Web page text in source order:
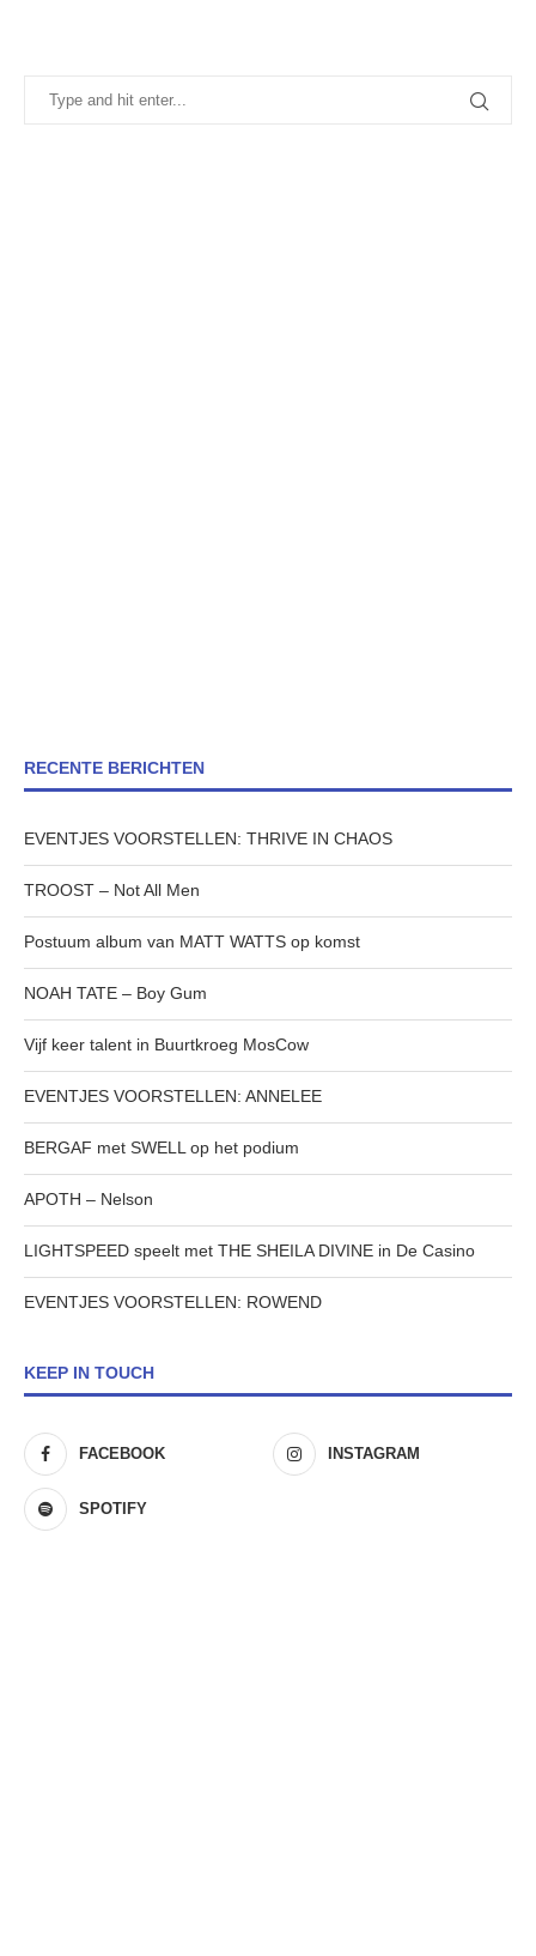
RECENTE BERICHTEN
EVENTJES VOORSTELLEN: THRIVE IN CHAOS
TROOST – Not All Men
Postuum album van MATT WATTS op komst
NOAH TATE – Boy Gum
Vijf keer talent in Buurtkroeg MosCow
EVENTJES VOORSTELLEN: ANNELEE
BERGAF met SWELL op het podium
APOTH – Nelson
LIGHTSPEED speelt met THE SHEILA DIVINE in De Casino
EVENTJES VOORSTELLEN: ROWEND
KEEP IN TOUCH
FACEBOOK INSTAGRAM
SPOTIFY